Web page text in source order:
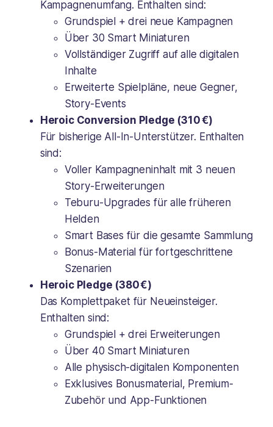
Kampagnenumfang. Enthalten sind:
Grundspiel + drei neue Kampagnen
Über 30 Smart Miniaturen
Vollständiger Zugriff auf alle digitalen
Inhalte
Erweiterte Spielpläne, neue Gegner,
Story-Events
Heroic Conversion Pledge (310 €)
Für bisherige All-In-Unterstützer. Enthalten
sind:
Voller Kampagneninhalt mit 3 neuen
Story-Erweiterungen
Teburu-Upgrades füralle früheren
Helden
Smart Bases für die gesamte Sammlung
Bonus-Material für fortgeschrittene
Szenarien
Heroic Pledge (380 €)
Das Komplettpaket für Neueinsteiger.
Enthalten sind:
Grundspiel + drei Erweiterungen
Über 40 Smart Miniaturen
Alle physisch-digitalen Komponenten
Exklusives Bonusmaterial, Premium-
Zubehör und App-Funktionen